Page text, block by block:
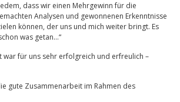
dass wir einen Mehrgewinn für die
Analysen und gewonnenen Erkenntnisse
können, der uns und mich weiter bringt. Es
was getan…“
war für uns sehr erfolgreich und erfreulich –
gute Zusammenarbeit im Rahmen des